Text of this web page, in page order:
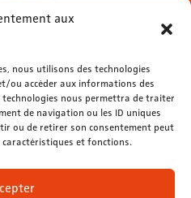
aux
nous utilisons des technologies
ou accéder aux informations des
nous permettra de traiter
de navigation ou les ID uniques
ou de retirer son consentement peut
et fonctions.
: 11h - 00h
32 01